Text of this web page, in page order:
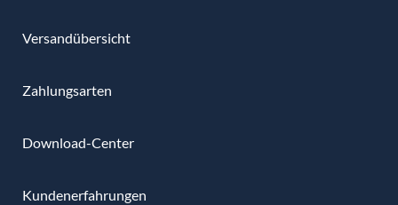
Versandübersicht
Zahlungsarten
Download-Center
Kundenerfahrungen